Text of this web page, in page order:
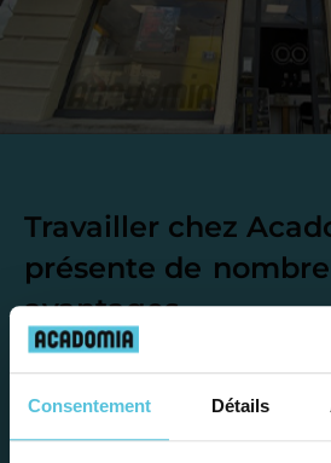
Consentement Détails
Travailler chez
présente de
avantages